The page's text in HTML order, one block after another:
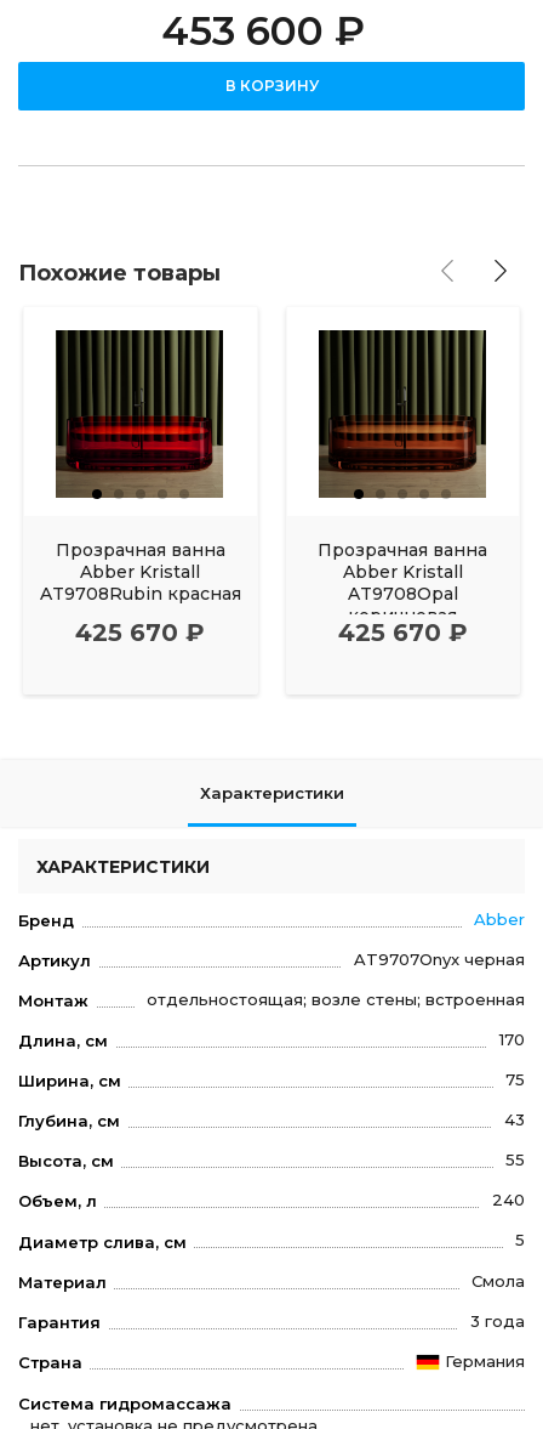
453 600 ₽
В КОРЗИНУ
Похожие товары
Прозрачная ванна
Abber Kristall
AT9708Rubin красная
425 670 ₽
Прозрачная ванна
Abber Kristall
AT9708Opal
коричневая
425 670 ₽
Характеристики
ХАРАКТЕРИСТИКИ
Бренд Abber
Артикул AT9707Onyx черная
Монтаж отдельностоящая; возле стены; встроенная
Длина, см 170
Ширина, см 75
Глубина, см 43
Высота, см 55
Объем, л 240
Диаметр слива, см 5
Материал Смола
Гарантия 3 года
Страна Германия
Система гидромассажа
нет, установка не предусмотрена